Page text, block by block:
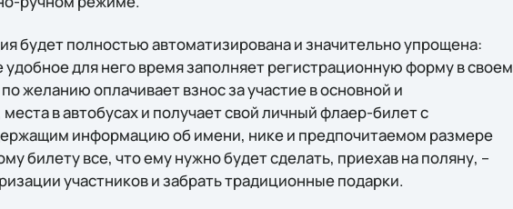
будет полностью автоматизирована и значительно упрощена:
для него время заполняет регистрационную форму в своем
желанию оплачивает взнос за участие в основной и
в автобусах и получает свой личный флаер-билет с
информацию об имени, нике и предпочитаемом размере
билету все, что ему нужно будет сделать, приехав на поляну, –
участников и забрать традиционные подарки.